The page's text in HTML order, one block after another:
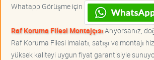
Whatapp Görüşme için
Raf Koruma Filesi MontajçısıArıyorsanız,
Raf Koruma Filesi imalatı, satışı ve montajı
yüksek kaliteyi uygun fiyat garantisiyle